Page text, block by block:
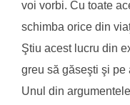
voi vorbi. Cu toate
schimba orice din
Ştiu acest lucru din
greu să găseşti şi pe
Unul din